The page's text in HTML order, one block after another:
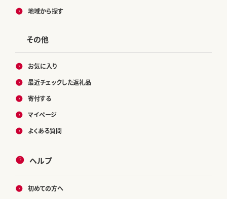
地域から探す
その他
お気に入り
最近チェックした返礼品
寄付する
マイページ
よくある質問
ヘルプ
初めての方へ